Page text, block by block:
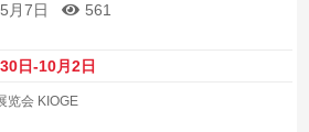
月7日 561
日-10月2日
览会 KIOGE